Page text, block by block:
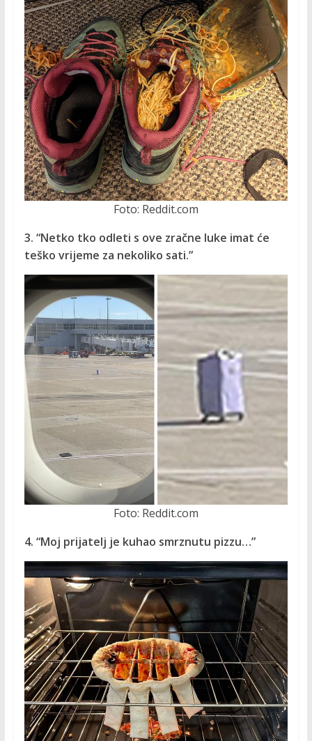
Foto: Reddit.com
3. “Netko tko odleti s ove zračne luke imat će
teško vrijeme za nekoliko sati.”
Foto: Reddit.com
4. “Moj prijatelj je kuhao smrznutu pizzu…”